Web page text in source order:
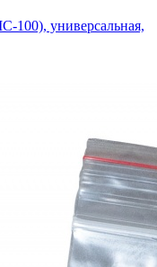
100), универсальная,